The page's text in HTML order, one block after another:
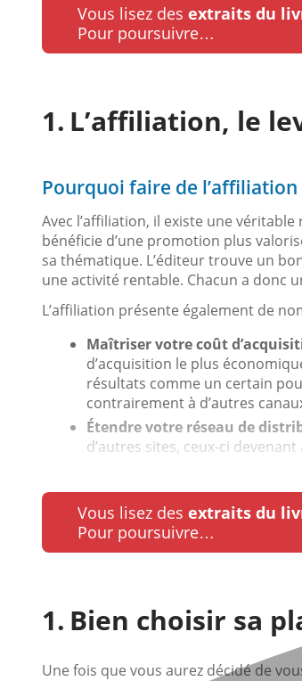
Vous lisez des extraits du
Pour poursuivre…
L’affiliation, le
Pourquoi faire de l’affiliation
Avec l’affiliation, il existe une
bénéficie d’une promotion plus
sa thématique. L’éditeur trouve un
une activité rentable. Chacun a donc
L’affiliation présente également de
Maîtriser votre coût
d’acquisition le plus
résultats comme un certain
contrairement à d’autres
Étendre votre réseau de
d’autres sites, ceux-ci
Vous lisez des extraits du
Pour poursuivre…
Bien choisir sa
Une fois que vous aurez décidé de